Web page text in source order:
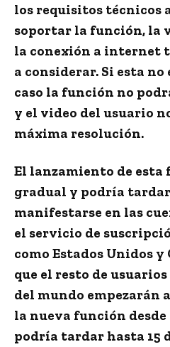
los requisitos técnicos
soportar la función, la
la conexión a internet
a considerar. Si esta no
caso la función no
y el video del usuario
máxima resolución.
El lanzamiento de esta
gradual y podría tardar
manifestarse en las
el servicio de
como Estados Unidos y
que el resto de
del mundo empezarán
la nueva función desde
podría tardar hasta 15